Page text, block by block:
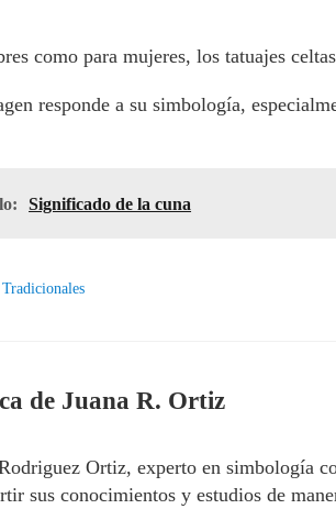
como para mujeres, los tatuajes
responde a su simbología,
Significado de la cuna
de Juana R. Ortiz
Ortiz, experto en simbología
sus conocimientos y estudios de